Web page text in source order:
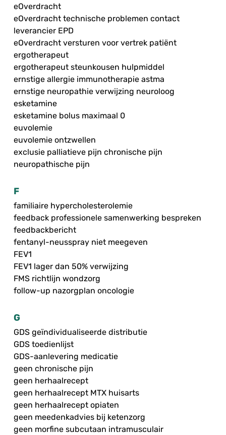
eOverdracht
eOverdracht technische problemen contact
leverancier EPD
eOverdracht versturen voor vertrek patiënt
ergotherapeut
ergotherapeut steunkousen hulpmiddel
ernstige allergie immunotherapie astma
ernstige neuropathie verwijzing neuroloog
esketamine
esketamine bolus maximaal 0
euvolemie
euvolemie ontzwellen
exclusie palliatieve pijn chronische pijn
neuropathische pijn
F
familiaire hypercholesterolemie
feedback professionele samenwerking bespreken
feedbackbericht
fentanyl-neusspray niet meegeven
FEV1
FEV1 lager dan 50% verwijzing
FMS richtlijn wondzorg
follow-up nazorgplan oncologie
G
GDS geïndividualiseerde distributie
GDS toedienlijst
GDS-aanlevering medicatie
geen chronische pijn
geen herhaalrecept
geen herhaalrecept MTX huisarts
geen herhaalrecept opiaten
geen meedenkadvies bij ketenzorg
geen morfine subcutaan intramusculair